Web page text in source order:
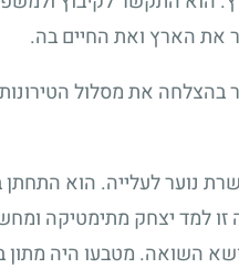
את הארץ ואת החיים בה.
את מסלול
נוער לעלייה. הוא
זו למד יצחק מתימטיקה
השואה. מטבעו היה מתון